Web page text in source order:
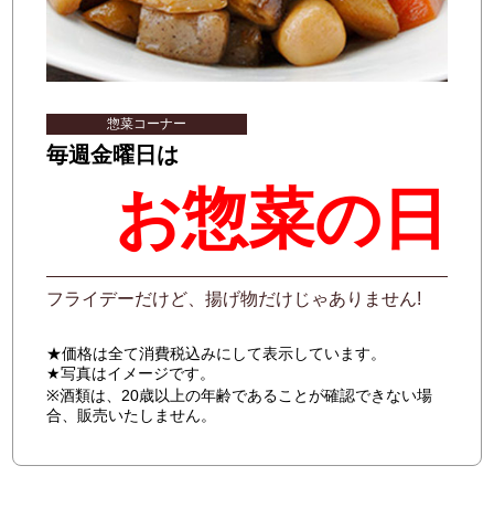
惣菜コーナー
毎週金曜日は
お惣菜の日
フライデーだけど、揚げ物だけじゃありません!
★価格は全て消費税込みにして表示しています。
★写真はイメージです。
※酒類は、20歳以上の年齢であることが確認できない場
合、販売いたしません。